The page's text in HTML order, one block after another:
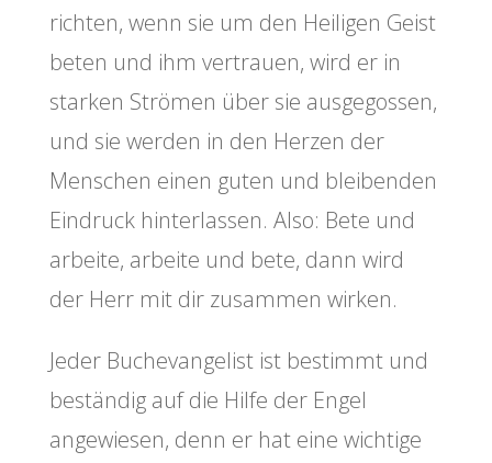
richten, wenn sie um den Heiligen Geist
beten und ihm vertrauen, wird er in
starken Strömen über sie ausgegossen,
und sie werden in den Herzen der
Menschen einen guten und bleibenden
Eindruck hinterlassen. Also: Bete und
arbeite, arbeite und bete, dann wird
der Herr mit dir zusammen wirken.
Jeder Buchevangelist ist bestimmt und
beständig auf die Hilfe der Engel
angewiesen, denn er hat eine wichtige